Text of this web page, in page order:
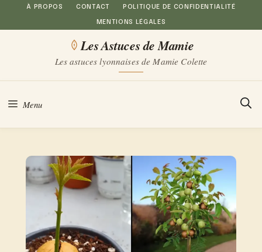
Aller
au
À PROPOS CONTACT POLITIQUE DE CONFIDENTIALITÉ
MENTIONS LÉGALES
Les Astuces de Mamie
Les astuces lyonnaises de Mamie Colette
Menu